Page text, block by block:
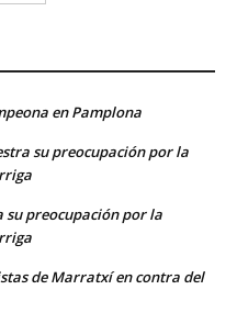
en Pamplona
su preocupación por la
preocupación por la
de Marratxí en contra del